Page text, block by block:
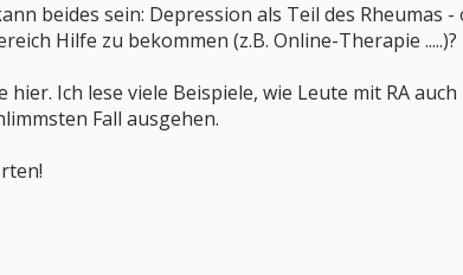
beides sein: Depression als Teil des Rheumas
Hilfe zu bekommen (z.B. Online-Therapie .....)?
Ich lese viele Beispiele, wie Leute mit RA
Fall ausgehen.